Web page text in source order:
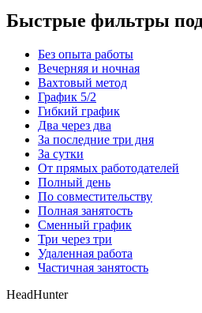
Быстрые фильтры
Без опыта работы
Вечерняя и ночная
Вахтовый метод
График 5/2
Гибкий график
Два через два
За последние три дня
За сутки
От прямых работодателей
Полный день
По совместительству
Полная занятость
Сменный график
Три через три
Удаленная работа
Частичная занятость
HeadHunter